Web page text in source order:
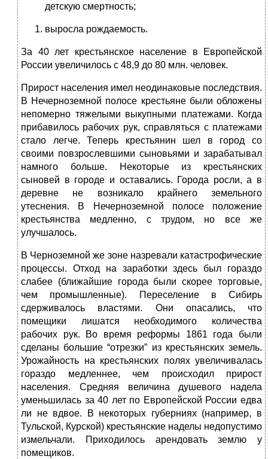
детскую смертность;
выросла рождаемость.
За 40 лет крестьянское население в Европейской
России увеличилось с 48,9 до 80 млн. человек.
Прирост населения имел неодинаковые последствия.
В Нечерноземной полосе крестьяне были обложены
непомерно тяжелыми выкупными платежами. Когда
прибавилось рабочих рук, справляться с платежами
стало легче. Теперь крестьянин шел в город со
своими повзрослевшими сыновьями и зарабатывал
намного больше. Некоторые из крестьянских
сыновей в городе и оставались. Города росли, а в
деревне не возникало крайнего земельного
утеснения. В Нечерноземной полосе положение
крестьянства медленно, с трудом, но все же
улучшалось.
В Черноземной же зоне назревали катастрофические
процессы. Отход на заработки здесь был гораздо
слабее (ближайшие города были скорее торговые,
чем промышленные). Переселение в Сибирь
сдерживалось властями. Они опасались, что
помещики лишатся необходимого количества
рабочих рук. Во время реформы 1861 года были
сделаны большие “отрезки” из крестьянских земель.
Урожайность на крестьянских полях увеличивалась
гораздо медленнее, чем происходил прирост
населения. Средняя величина душевого надела
уменьшилась за 40 лет по Европейской России едва
ли не вдвое. В некоторых губерниях (например, в
Тульской, Курской) крестьянские наделы недопустимо
измельчали. Приходилось арендовать землю у
помещиков.